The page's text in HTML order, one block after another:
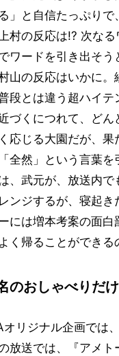
」と自信たっぷり
村の反応は!? 次な
ワードを引き出そ
山の反応はいかに
段とは違う超ハイ
づくにつれて、ど
応じる大園だが、
全然」という言葉
、武元が、放送内
ンジするが、寝起
には増本考案の面
く帰ることができる
のおしゃべりだ
リジナル企画では
放送では、『アメ